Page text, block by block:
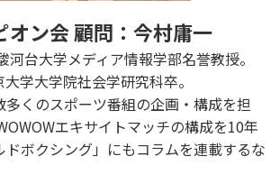
オン会 顧問：今村庸一
河台大学メディア情報学部名誉教授。
学大学院社会学研究科卒。
くのスポーツ番組の企画・構成を担
エキサイトマッチの構成を10年
ドボクシング」にもコラムを連載するな